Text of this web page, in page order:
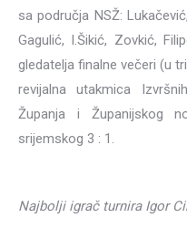
sa područja NSŽ:
Gagulić, I.Šikić, Zovkić,
gledatelja finalne večeri (u
revijalna utakmica
Županja i Županijskog
srijemskog 3 : 1.
Najbolji igrač turnira Igor